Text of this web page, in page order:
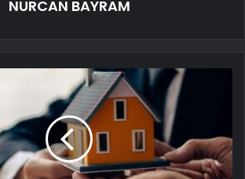
NURCAN BAYRAM